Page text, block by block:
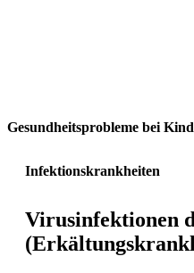
Gesundheitsprobleme bei
Infektionskrankheiten
Virusinfektionen